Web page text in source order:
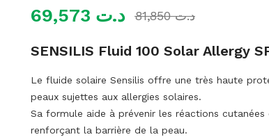
د.ت د.ت81,850
SENSILIS Fluid 100 Solar Allergy
Le fluide solaire Sensilis offre une très haute
peaux sujettes aux allergies solaires.
Sa formule aide à prévenir les réactions
renforçant la barrière de la peau.